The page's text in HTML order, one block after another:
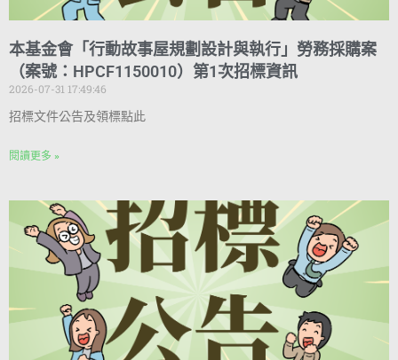
本基金會「行動故事屋規劃設計與執行」勞務採購案
（案號：HPCF1150010）第1次招標資訊
2026-07-31 17:49:46
招標文件公告及領標點此
閱讀更多 »